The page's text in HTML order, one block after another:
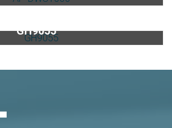
GH9055